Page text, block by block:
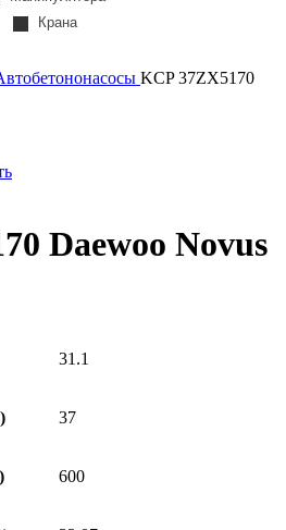
Крана
KCP 37ZX5170
Daewoo Novus
31.1
37
600